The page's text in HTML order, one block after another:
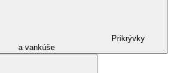
Prikrývky
a vankúše